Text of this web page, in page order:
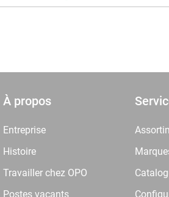
À propos
Entreprise
Histoire
Travailler chez OPO
Postes vacants